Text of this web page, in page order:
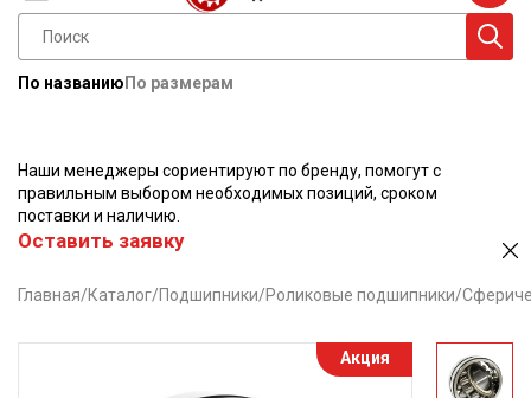
По названию По размерам
Наши менеджеры сориентируют по бренду, помогут с
правильным выбором необходимых позиций, сроком
поставки и наличию.
Оставить заявку
Главная/Каталог/Подшипники/Роликовые подшипники/
Акция